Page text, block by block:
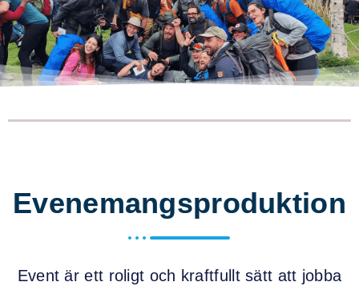
Evenemangsproduktion
Event är ett roligt och kraftfullt sätt att jobba